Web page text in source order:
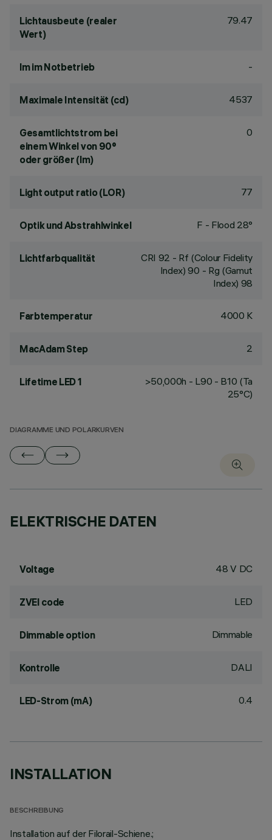
Lichtausbeute (realer
Wert)
79.47
lm im Notbetrieb -
Maximale Intensität (cd) 4537
Gesamtlichtstrom bei
einem Winkel von 90°
oder größer (lm)
0
Light output ratio (LOR) 77
Optik und Abstrahlwinkel F - Flood 28°
Lichtfarbqualität CRI 92 - Rf (Colour Fidelity
Index) 90 - Rg (Gamut
Index) 98
Farbtemperatur 4000 K
MacAdam Step 2
Lifetime LED 1
>50,000h - L90 - B10 (Ta
25°C)
DIAGRAMME UND POLARKURVEN
ELEKTRISCHE DATEN
Voltage 48 V DC
ZVEI code LED
Dimmable option Dimmable
Kontrolle DALI
LED-Strom (mA) 0.4
INSTALLATION
BESCHREIBUNG
Installation auf der Filorail-Schiene.;